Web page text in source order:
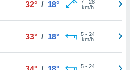
32° / 18° 7- 28
km/h
33° / 18° 5- 24
km/h
5- 24